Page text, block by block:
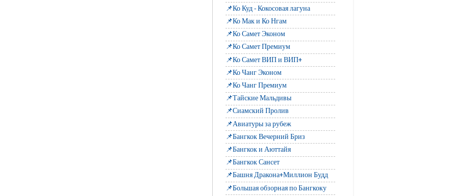
📌Ко Куд - Кокосовая лагуна
📌Ко Мак и Ко Нгам
📌Ко Самет Эконом
📌Ко Самет Премиум
📌Ко Самет ВИП и ВИП+
📌Ко Чанг Эконом
📌Ко Чанг Премиум
📌Тайские Мальдивы
📌Сиамский Пролив
📌Авиатуры за рубеж
📌Бангкок Вечерний Бриз
📌Бангкок и Аюттайя
📌Бангкок Сансет
📌Башня Дракона+Миллион Будд
📌Большая обзорная по Бангкоку